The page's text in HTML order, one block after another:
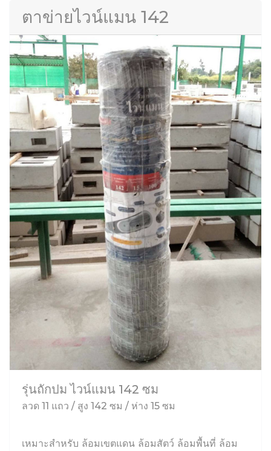
ตาข่ายไวน์แมน 142
รุ่นถักปม ไวน์แมน 142 ซม
ลวด 11 แถว / สูง 142 ซม / ห่าง 15 ซม
เหมาะสำหรับ ล้อมเขตแดน ล้อมสัตว์ ล้อมพื้นที่ ล้อม